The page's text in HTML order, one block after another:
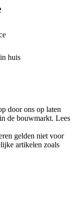
huis
door ons op laten
de bouwmarkt. Lees
gelden niet voor
artikelen zoals